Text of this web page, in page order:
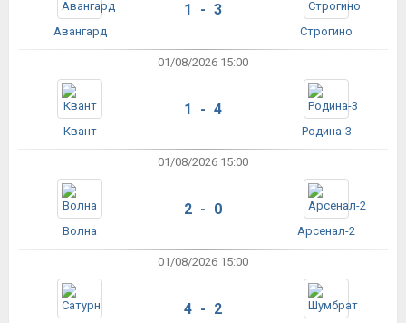
Авангард
1 - 3
Строгино
01/08/2026 15:00
Квант
1 - 4
Родина-3
01/08/2026 15:00
Волна
2 - 0
Арсенал-2
01/08/2026 15:00
4 - 2